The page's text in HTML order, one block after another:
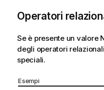
Operatori
Se è presente un valore
degli operatori
speciali.
Esempi